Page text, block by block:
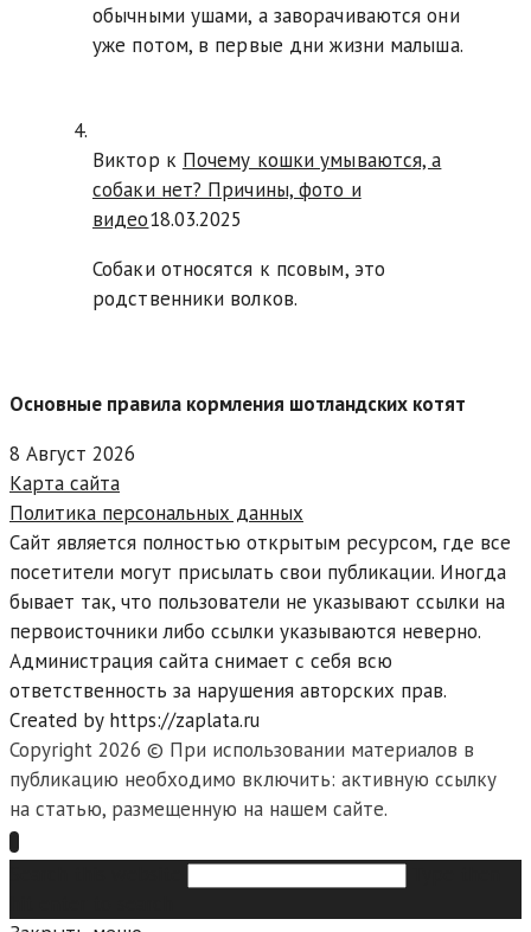
обычными ушами, а заворачиваются они
уже потом, в первые дни жизни малыша.
Виктор к Почему кошки умываются, а
собаки нет? Причины, фото и
видео18.03.2025
Собаки относятся к псовым, это
родственники волков.
Основные правила кормления шотландских котят
8 Август 2026
Карта сайта
Политика персональных данных
Сайт является полностью открытым ресурсом, где все
посетители могут присылать свои публикации. Иногда
бывает так, что пользователи не указывают ссылки на
первоисточники либо ссылки указываются неверно.
Администрация сайта снимает с себя всю
ответственность за нарушения авторских прав.
Created by https://zaplata.ru
Copyright 2026 © При использовании материалов в
публикацию необходимо включить: активную ссылку
на статью, размещенную на нашем сайте.